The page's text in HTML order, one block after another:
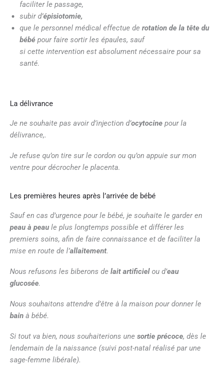
faciliter le passage,
subir d’épisiotomie,
que le personnel médical effectue de rotation de la tête du
bébé pour faire sortir les épaules, sauf
si cette intervention est absolument nécessaire pour sa
santé.
La délivrance
Je ne souhaite pas avoir d’injection d’ocytocine pour la
délivrance,.
Je refuse qu’on tire sur le cordon ou qu’on appuie sur mon
ventre pour décrocher le placenta.
Les premières heures après l’arrivée de bébé
Sauf en cas d’urgence pour le bébé, je souhaite le garder en
peau à peau le plus longtemps possible et différer les
premiers soins, afin de faire connaissance et de faciliter la
mise en route de l’allaitement.
Nous refusons les biberons de lait artificiel ou d’eau
glucosée.
Nous souhaitons attendre d’être à la maison pour donner le
bain à bébé.
Si tout va bien, nous souhaiterions une sortie précoce, dès le
lendemain de la naissance (suivi post-natal réalisé par une
sage-femme libérale).